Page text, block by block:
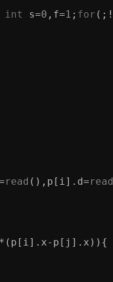
int s=0 ,f=1 ; for (;!
read (),p[i].d= read
p[j].x)){